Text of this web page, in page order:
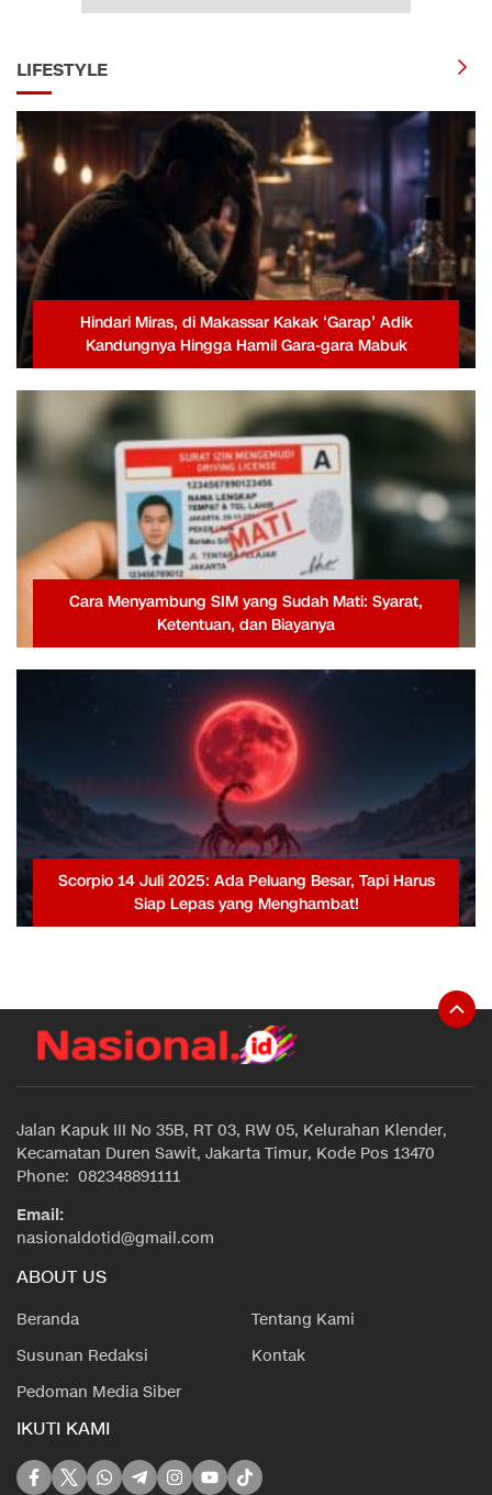
LIFESTYLE
Hindari Miras, di Makassar Kakak ‘Garap’ Adik
Kandungnya Hingga Hamil Gara-gara Mabuk
Cara Menyambung SIM yang Sudah Mati: Syarat,
Ketentuan, dan Biayanya
Scorpio 14 Juli 2025: Ada Peluang Besar, Tapi Harus
Siap Lepas yang Menghambat!
Jalan Kapuk III No 35B, RT 03, RW 05, Kelurahan Klender,
Kecamatan Duren Sawit, Jakarta Timur, Kode Pos 13470
Phone: 082348891111
Email:
nasionaldotid@gmail.com
ABOUT US
Beranda
Tentang Kami
Susunan Redaksi
Kontak
Pedoman Media Siber
IKUTI KAMI